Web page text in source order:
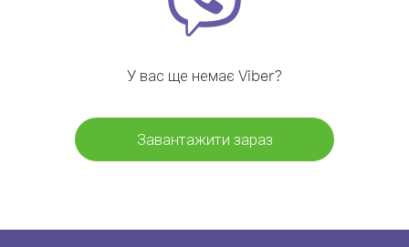
У вас ще немає Viber?
Завантажити зараз